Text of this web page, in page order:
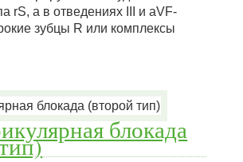
rS, а в отведениях III и aVF-
зубцы R или комплексы
блокада